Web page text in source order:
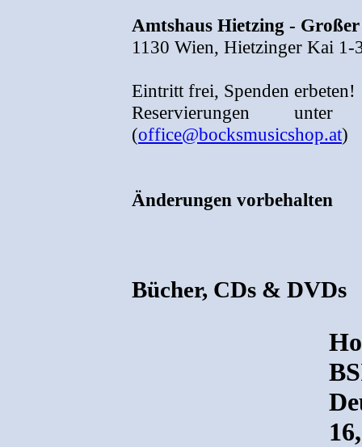
Amtshaus Hietzing - Großer
1130 Wien, Hietzinger Kai 1-
Eintritt frei, Spenden erbeten!
Reservierungen
(office@bocksmusicshop.at)
Änderungen vorbehalten
Bücher, CDs & DVDs